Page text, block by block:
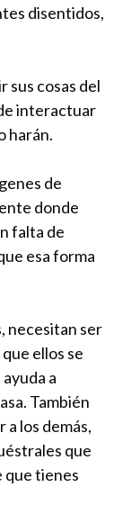
disentidos,
sus cosas del
interactuar
harán.
de
donde
falta de
esa forma
necesitan ser
ellos se
a
También
los demás,
que
que tienes